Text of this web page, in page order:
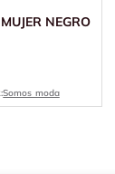
NEGRO
Somos moda